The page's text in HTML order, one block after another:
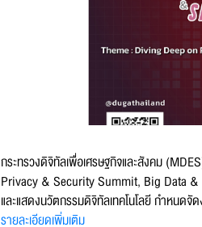
กระทรวงดิจิทัลเพื่อเศรษฐกิจและสังคม
Privacy & Security Summit, Big Data &
และแสดงนวัตกรรมดิจิทัลเทคโนโลยี กำหนด
รายละเอียดเพิ่มเติม
อีเมล*